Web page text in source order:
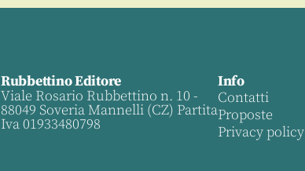
Rubbettino Editore
Viale Rosario Rubbettino n. 10 -
88049 Soveria Mannelli (CZ) Partita
Iva 01933480798
Info
Contatti
Proposte
Privacy policy